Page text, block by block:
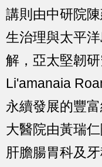
講則由中研院
生治理與太平
解，亞太堅韌
Li'amanaia
永續發展的豐
大醫院由黃瑞
肝膽腸胃科及